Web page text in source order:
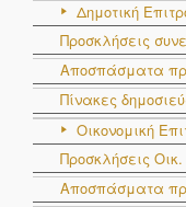
Δημοτική
Προσκλήσεις
Αποσπάσματα
Πίνακες
Οικονομική
Προσκλήσεις
Αποσπάσματα